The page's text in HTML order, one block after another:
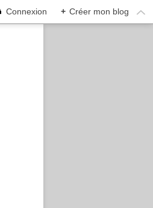
Connexion + Créer mon blog